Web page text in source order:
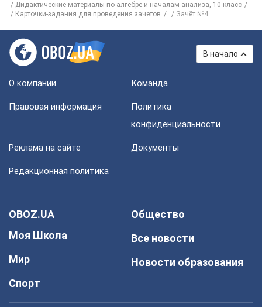
Дидактические материалы по алгебре и началам анализа, 10 класс
Карточки-задания для проведения зачетов
Зачёт №4
В начало
О компании Команда
Правовая информация
Политика
конфиденциальности
Реклама на сайте Документы
Редакционная политика
OBOZ.UA
Моя Школа
Мир
Спорт
Общество
Все новости
Новости образования